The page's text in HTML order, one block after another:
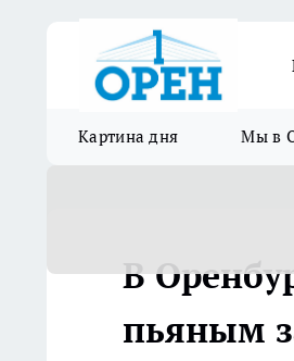
Картина дня Мы в
В
пьяным